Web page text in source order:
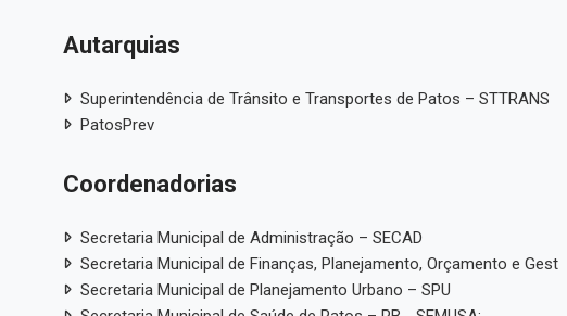
Autarquias
Superintendência de Trânsito e Transportes de Patos – STTRANS
PatosPrev
Coordenadorias
Secretaria Municipal de Administração – SECAD
Secretaria Municipal de Finanças, Planejamento, Orçamento e Gest
Secretaria Municipal de Planejamento Urbano – SPU